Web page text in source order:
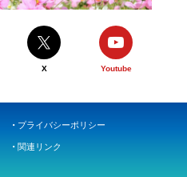
X Youtube
プライバシーポリシー
関連リンク